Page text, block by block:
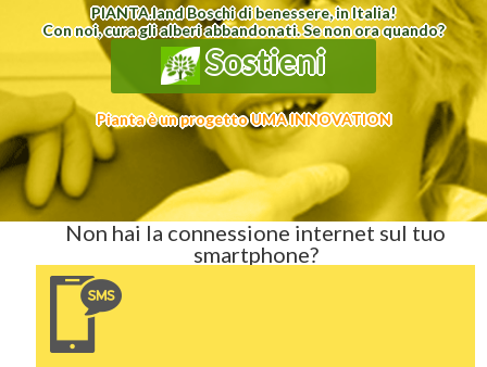
PIANTA.landBoschi di benessere, in Italia!
Con noi, cura gli alberi abbandonati. Se non ora quando?
Sostieni
Pianta è un progetto UMA INNOVATION
Non hai la connessione internet sul tuo
smartphone?